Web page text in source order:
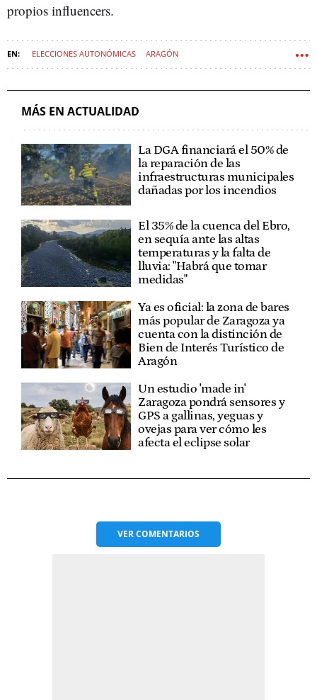
propios influencers.
ELECCIONES AUTONÓMICAS ARAGÓN
MÁS EN ACTUALIDAD
La DGA financiará el 50% de
la reparación de las
infraestructuras municipales
dañadas por los incendios
El 35% de la cuenca del Ebro,
en sequía ante las altas
temperaturas y la falta de
lluvia: "Habrá que tomar
medidas"
Ya es oficial: la zona de bares
más popular de Zaragoza ya
cuenta con la distinción de
Bien de Interés Turístico de
Aragón
Un estudio 'made in'
Zaragoza pondrá sensores y
GPS a gallinas, yeguas y
ovejas para ver cómo les
afecta el eclipse solar
VERCOMENTARIOS